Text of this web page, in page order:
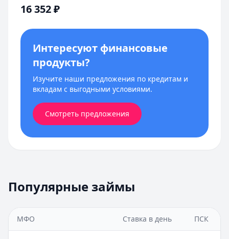
16 352₽
Интересуют финансовые
продукты?
Изучите наши предложения по кредитам и
вкладам с выгодными условиями.
Смотреть предложения
Популярные займы
МФО Ставка в день ПСК